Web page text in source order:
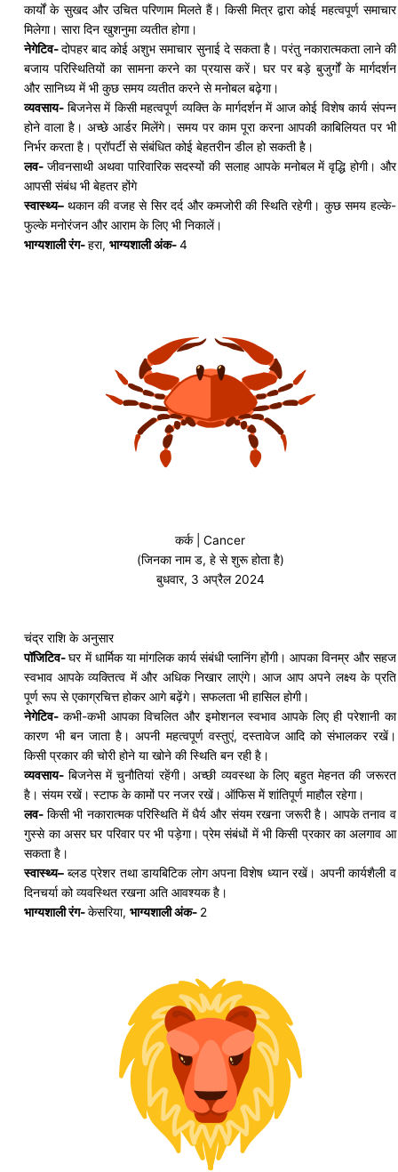
कार्यों के सुखद और उचित परिणाम मिलते हैं। किसी मित्र द्वारा कोई महत्वपूर्ण समाचार
मिलेगा। सारा दिन खुशनुमा व्यतीत होगा।
नेगेटिव-दोपहर बाद कोई अशुभ समाचार सुनाई दे सकता है। परंतु नकारात्मकतालाने की
बजाय परिस्थितियों का सामना करने का प्रयास करें। घर पर बड़े बुजुर्गों के मार्गदर्शन
औरसानिध्य में भी कुछ समय व्यतीत करने से मनोबल बढ़ेगा।
व्यवसाय- बिजनेस में किसी महत्वपूर्ण व्यक्ति के मार्गदर्शन में आज कोई विशेष कार्य संपन्न
होने वाला है। अच्छेआर्डरमिलेंगे। समय पर काम पूरा करना आपकी काबिलियत पर भी
निर्भर करता है। प्रॉपर्टी से संबंधित कोई बेहतरीन डील हो सकती है।
लव-जीवनसाथीअथवा पारिवारिक सदस्यों की सलाह आपके मनोबल में वृद्धि होगी। और
आपसी संबंध भी बेहतर होंगे
स्वास्थ्य– थकान की वजह से सिर दर्द और कमजोरी की स्थिति रहेगी। कुछ समय हल्के-
फुल्केमनोरंजन और आराम के लिए भी निकालें।
भाग्यशाली रंग-हरा,भाग्यशाली अंक-4
कर्क | Cancer
(जिनका नाम ड, हे से शुरू होता है)
बुधवार, 3 अप्रैल 2024
चंद्र राशि के अनुसार
पॉजिटिव-घर में धार्मिक या मांगलिक कार्य संबंधी प्लानिंग होंगी। आपका विनम्र और सहज
स्वभाव आपके व्यक्तित्व में और अधिक निखार लाएंगे। आज आप अपने लक्ष्य के प्रति
पूर्ण रूप से एकाग्रचित्त होकर आगे बढ़ेंगे। सफलता भी हासिल होगी।
नेगेटिव-कभी-कभी आपका विचलित और इमोशनल स्वभाव आपके लिए ही परेशानी का
कारण भी बन जाता है। अपनी महत्वपूर्ण वस्तुएं, दस्तावेज आदि कोसंभालकररखें।
किसी प्रकार की चोरी होने या खोने की स्थिति बन रही है।
व्यवसाय- बिजनेस में चुनौतियां रहेंगी। अच्छी व्यवस्था के लिए बहुत मेहनत की जरूरत
है। संयम रखें। स्टाफ के कामों पर नजर रखें। ऑफिस में शांतिपूर्ण माहौल रहेगा।
लव- किसी भी नकारात्मक परिस्थिति में धैर्य और संयम रखना जरूरी है। आपके तनाव व
गुस्से का असर घर परिवार पर भी पड़ेगा। प्रेम संबंधों में भी किसी प्रकार का अलगाव आ
सकता है।
स्वास्थ्य– ब्लड प्रेशर तथाडायबिटिकलोग अपना विशेष ध्यान रखें। अपनीकार्यशैलीव
दिनचर्या को व्यवस्थित रखना अति आवश्यक है।
भाग्यशाली रंग-केसरिया,भाग्यशाली अंक- 2